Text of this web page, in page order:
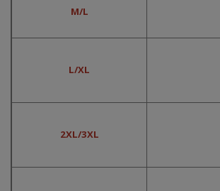
M/L
L/XL
2XL/3XL